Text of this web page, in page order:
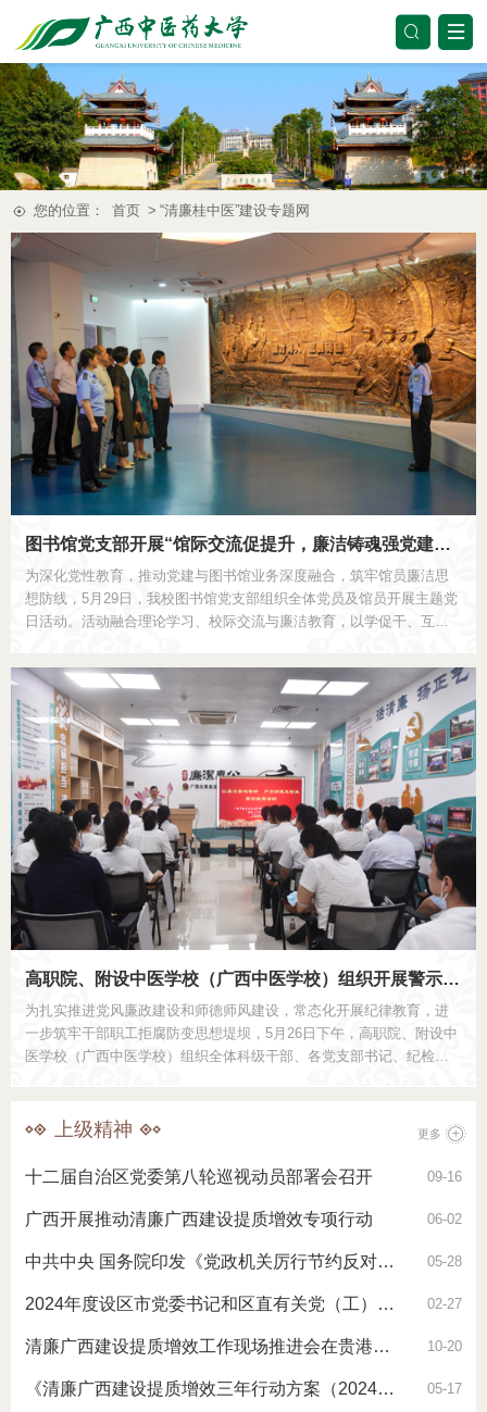
您的位置： 首页 > “清廉桂中医”建设专题网
图书馆党支部开展“馆际交流促提升，廉洁铸魂强党建…
为深化党性教育，推动党建与图书馆业务深度融合，筑牢馆员廉洁思
想防线，5月29日，我校图书馆党支部组织全体党员及馆员开展主题党
日活动。活动融合理论学习、校际交流与廉洁教育，以学促干、互鉴
在仙葫校区图书...
高职院、附设中医学校（广西中医学校）组织开展警示…
为扎实推进党风廉政建设和师德师风建设，常态化开展纪律教育，进
一步筑牢干部职工拒腐防变思想堤坝，5月26日下午，高职院、附设中
医学校（广西中医学校）组织全体科级干部、各党支部书记、纪检委
更多
上级精神
09-16
十二届自治区党委第八轮巡视动员部署会召开
06-02
广西开展推动清廉广西建设提质增效专项行动
05-28
中共中央 国务院印发《党政机关厉行节约反对浪费条例》
02-27
2024年度设区市党委书记和区直有关党（工）委书记落实党风廉政建设主体责…
10-20
清廉广西建设提质增效工作现场推进会在贵港召开 刘宁作批示 王维平出席
05-17
《清廉广西建设提质增效三年行动方案（2024—2026年）》绘制任务书和施工…